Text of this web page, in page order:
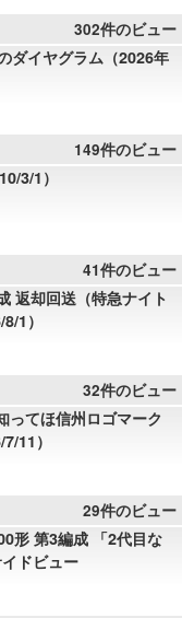
302件のビュー
ダイヤグラム（2026年
149件のビュー
3/1）
41件のビュー
返却回送（特急ナイト
1）
32件のビュー
てほ信州ロゴマーク
11）
29件のビュー
形 第3編成 「2代目な
ドビュー